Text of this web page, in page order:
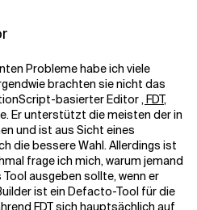
Probleme habe ich viele
brachten sie nicht das
basierter Editor, FDT,
Er unterstützt die meisten der in
und ist aus Sicht eines
die bessere Wahl. Allerdings ist
frage ich mich, warum jemand
ausgeben sollte, wenn er
ist ein Defacto-Tool für die
FDT sich hauptsächlich auf